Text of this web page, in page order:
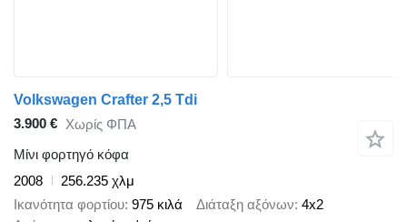
Volkswagen Crafter 2,5 Tdi
3.900 € Χωρίς ΦΠΑ
Μίνι φορτηγό κόφα
2008
256.235 χλμ
Ικανότητα φορτίου 975 κιλά Διάταξη αξόνων 4x2